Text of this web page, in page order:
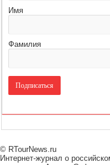
Имя
Фамилия
© RTourNews.ru
Интернет-журнал о